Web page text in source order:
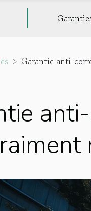
Garantie anti-